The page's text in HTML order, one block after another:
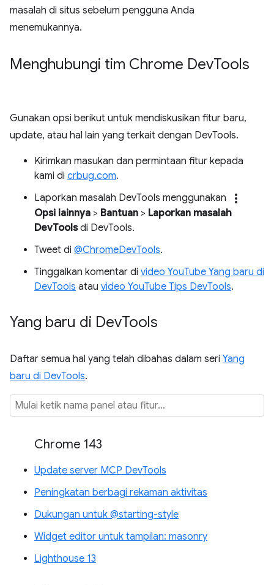
masalah di situs sebelum pengguna Anda
menemukannya.
Menghubungi tim Chrome DevTools
Gunakan opsi berikut untuk mendiskusikan fitur baru,
update, atau hal lain yang terkait dengan DevTools.
Kirimkan masukan dan permintaan fitur kepada
kami di crbug.com.
Laporkan masalah DevTools menggunakan
more_vert
Opsi lainnya > Bantuan > Laporkan masalah
DevToolsdi DevTools.
Tweet di @ChromeDevTools.
Tinggalkan komentar di video YouTube Yang baru di
DevTools atau video YouTube Tips DevTools.
Yang baru di DevTools
Daftar semua hal yang telah dibahas dalam seri Yang
baru di DevTools.
Chrome 143
Update server MCP DevTools
Peningkatan berbagi rekaman aktivitas
Dukungan untuk @starting-style
Widget editor untuk tampilan: masonry
Lighthouse 13